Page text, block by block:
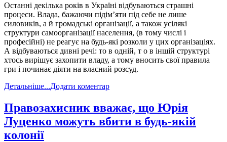
Останні декілька років в Україні відбуваються страшні
процеси. Влада, бажаючи підім’яти під себе не лише
силовиків, а й громадські організації, а також усілякі
структури самоорганізації населення, (в тому числі і
професійні) не реагує на будь-які розколи у цих організаціях.
А відбуваються дивні речі: то в одній, т о в іншій структурі
хтось вирішує захопити владу, а тому вносить свої правила
гри і починає діяти на власний розсуд.
Детальніше...Додати коментар
Правозахисник вважає, що Юрія
Луценко можуть вбити в будь-якій
колонії